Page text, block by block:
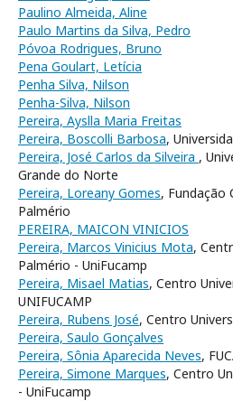
Paulino Almeida, Aline
Paulo Martins da Silva, Pedro
Póvoa Rodrigues, Bruno
Pena Goulart, Letícia
Penha Silva, Nilson
Penha-Silva, Nilson
Pereira, Ayslla Maria Freitas
Pereira, Boscolli Barbosa,
Pereira, José Carlos da Silveira ,
Grande do Norte
Pereira, Loreany Gomes, Fundação
Palmério
PEREIRA, MAICON VINICIOS
Pereira, Marcos Vinicius Mota,
Palmério - UniFucamp
Pereira, Misael Matias, Centro
UNIFUCAMP
Pereira, Rubens José, Centro
Pereira, Saulo Gonçalves
Pereira, Sônia Aparecida Neves,
Pereira, Simone Marques, Centro
- UniFucamp